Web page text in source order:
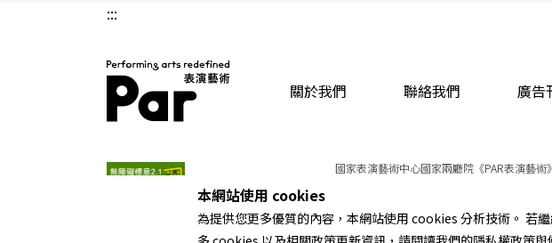
舞段均顯得優美流暢有餘、掙扎扭曲不足。
幾段獨舞也有同樣的問題。三個太太缺乏各自鮮明的性格特徵和動
而讓人覺得她的形象非常單薄無力，若要修改還需要反覆推敲，找出
:::
關於我們 聯絡我們 廣告
國家表演藝術中心國家兩廳院《PAR表演藝術
本站所提供相關演
服務條
本網站使用 cookies
為提供您更多優質的內容，本網站使用 cookies 分析技術。 若